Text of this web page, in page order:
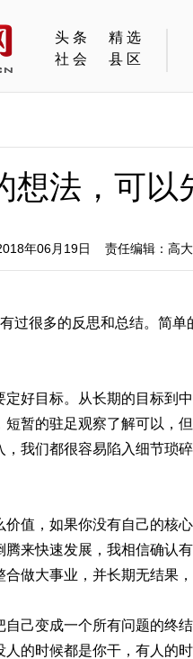
头条
精选
社会
县区
想法，可以
年06月19日 责任编辑：高
过很多的反思和总结。简
好目标。从长期的目标到
暂的驻足观察了解可以，
我们都很容易陷入细节琐
值，如果你没有自己的核
来快速发展，我相信确认
做大事业，并长期无结果
己变成一个所有问题的终
的时候都是你干，有人的